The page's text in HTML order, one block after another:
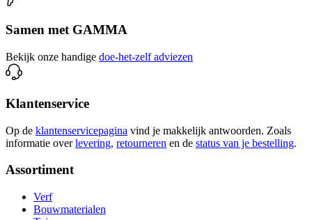
Samen met GAMMA
Bekijk onze handige doe-het-zelf adviezen
Klantenservice
Op de klantenservicepagina vind je makkelijk antwoorden. Zoals
informatie over levering, retourneren en de status van je bestelling.
Assortiment
Verf
Bouwmaterialen